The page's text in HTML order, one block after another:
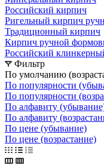
Российский кирпич
Ригельный кирпич
Традиционный кирпич
Кирпич ручной
Российский
Фильтр
По умолчанию
По популярности
По популярности
По алфавиту
По алфавиту
По цене (убывание)
По цене (возрастание)